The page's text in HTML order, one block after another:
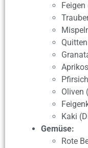
Oliven
Kaki
Gemüse:
Rote